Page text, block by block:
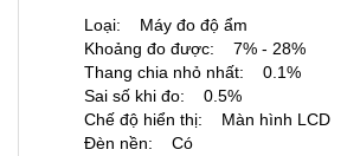
Loại: Máy đo độ ẩm
Khoảng đo được: 7% - 28%
Thang chia nhỏ nhất: 0.1%
Sai số khi đo: 0.5%
Chế độ hiển thị: Màn hình LCD
Đèn nền: Có